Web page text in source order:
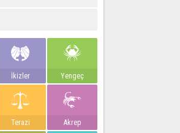
İkizler Yengeç
Terazi Akrep